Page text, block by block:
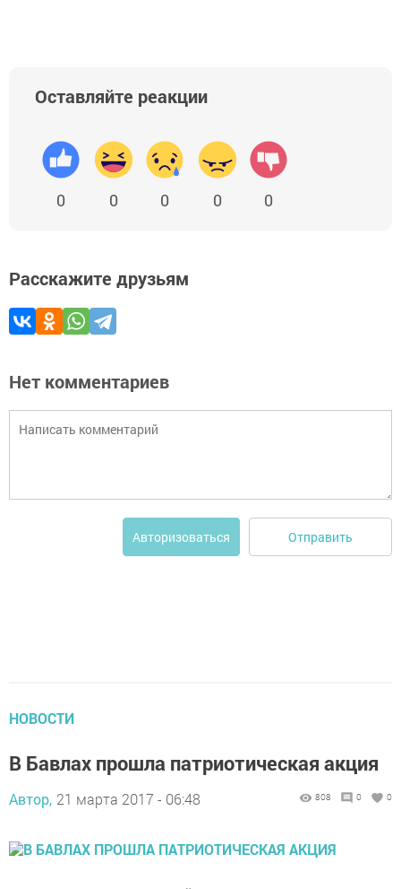
Оставляйте реакции
0 0 0 0 0
Расскажите друзьям
Нет комментариев
Авторизоваться Отправить
НОВОСТИ
В Бавлах прошла патриотическая акция
Автор, 21 марта 2017 - 06:48 808 0 0